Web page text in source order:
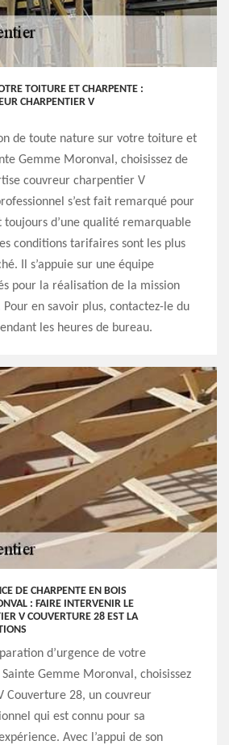
TOITURE ET CHARPENTE :
CHARPENTIER V
de toute nature sur votre toiture et
Gemme Moronval, choisissez de
couvreur charpentier V
s’est fait remarqué pour
toujours d’une qualité remarquable
conditions tarifaires sont les plus
Il s’appuie sur une équipe
pour la réalisation de la mission
Pour en savoir plus, contactez-le du
les heures de bureau.
DE CHARPENTE EN BOIS
: FAIRE INTERVENIR LE
V COUVERTURE 28 EST LA
d’urgence de votre
Gemme Moronval, choisissez
Couverture 28, un couvreur
qui est connu pour sa
Avec l’appui de son